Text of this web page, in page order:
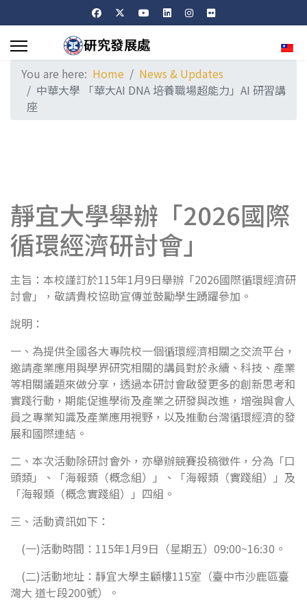
You are here: Home
News & Updates
中華大學 「華大AI DNA 培養職場超能力」AI 研習講
座
靜宜大學舉辦「2026國際
循環經濟研討會」
主旨：本校謹訂於115年1月9日舉辦「2026國際循環經濟研
討會」，敬請貴校協助宣傳並鼓勵學生踴躍參加。
說明：
一、為提供全國各大專院校一個循環經濟相關之交流平台，
邀請產業應用與學界研究相關的講員對於永續、科技、產業
等相關議題來做分享，透過本研討會啟發更多的創新思考和
實踐行動，期能促進學術及產業之研發與改進，增強與會人
員之專業知識及產業應用視野，以及推動台灣循環經濟的發
展和國際連結。
二、本次活動除研討會外，亦舉辦競賽投稿徵件，分為「口
頭類」、「海報類（概念組）」、「海報類（實踐組）」及
「海報類（概念實踐組）」四組。
三、活動資訊如下：
(一)活動時間：115年1月9日（星期五）09:00~16:30。
(二)活動地址：靜宜大學主顧樓115室（臺中市沙鹿區臺
灣大 道七段200號）。